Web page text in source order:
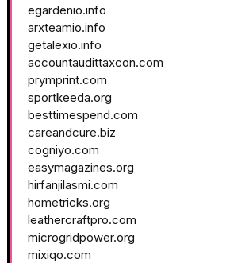
egardenio.info
arxteamio.info
getalexio.info
accountaudittaxcon.com
prymprint.com
sportkeeda.org
besttimespend.com
careandcure.biz
cogniyo.com
easymagazines.org
hirfanjilasmi.com
hometricks.org
leathercraftpro.com
microgridpower.org
mixiqo.com